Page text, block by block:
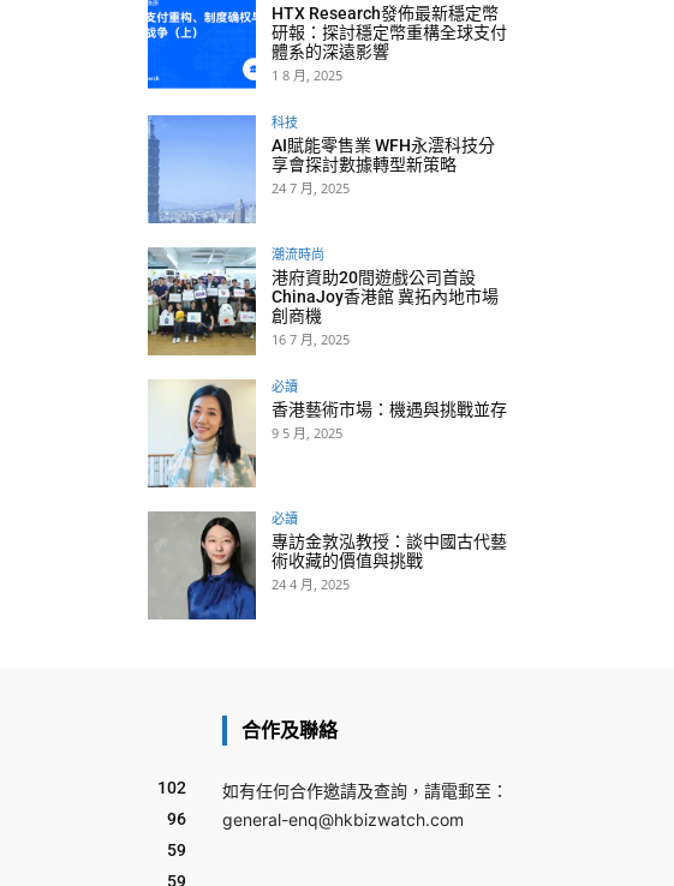
HTX Research發佈最新穩定幣
研報：探討穩定幣重構全球支付
體系的深遠影響
1 8 月, 2025
科技
AI賦能零售業 WFH永澐科技分
享會探討數據轉型新策略
24 7 月, 2025
潮流時尚
港府資助20間遊戲公司首設
ChinaJoy香港館 冀拓內地市場
創商機
16 7 月, 2025
必讀
香港藝術市場：機遇與挑戰並存
9 5 月, 2025
必讀
專訪金敦泓教授：談中國古代藝
術收藏的價值與挑戰
24 4 月, 2025
102
96
59
59
合作及聯絡
如有任何合作邀請及查詢，請電郵至：
general-enq@hkbizwatch.com